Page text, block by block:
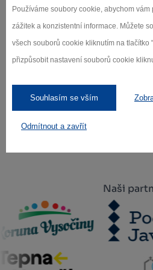
Používáme soubory cookie, abychom
zážitek a konzistentní informace. Můžete
všech souborů cookie kliknutím na tlačítko
přizpůsobit nastavení souborů cookie
Souhlasím se vším
Odmítnout a zavřít
o
Naši